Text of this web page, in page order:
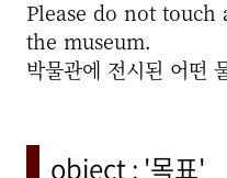
Please do not
the museum.
박물관에 전시된 어떤
object : '목표'